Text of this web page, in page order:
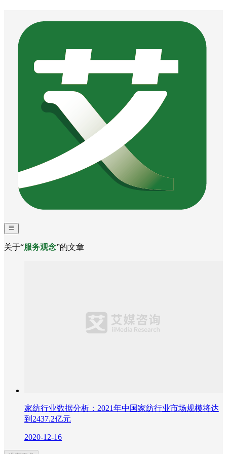
关于“服务观念”的文章
家纺行业数据分析：2021年中国家纺行业市场规模将达
到2437.2亿元
2020-12-16